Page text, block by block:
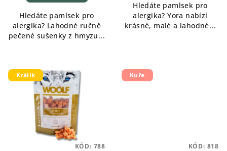
z
5
hvězdiček.
Hledáte pamlsek pro
alergika? Lahodné ručně
pečené sušenky z hmyzu...
z
5
hvězdiček.
Hledáte pamlsek pro
alergika? Yora nabízí
krásné, malé a lahodné...
Králík
KÓD: 788
Kuře
KÓD: 818